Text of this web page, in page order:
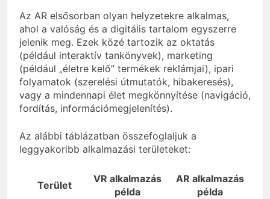
Az AR elsősorban olyan helyzetekre alkalmas,
ahol a valóság és a digitális tartalom egyszerre
jelenik meg. Ezek közé tartozik az oktatás
(például interaktív tankönyvek), marketing
(például „életre kelő” termékek reklámjai), ipari
folyamatok (szerelési útmutatók, hibakeresés),
vagy a mindennapi élet megkönnyítése (navigáció,
fordítás, információmegjelenítés).
Az alábbi táblázatban összefoglaljuk a
leggyakoribb alkalmazási területeket:
Terület
VR alkalmazás
példa
AR alkalmazás
példa